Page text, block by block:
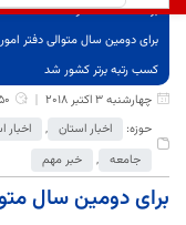
برگ نخست
نوشته‌ها
برای دومین سال متوالی دفتر
کسب رتبه برتر کشور شد
چهارشنبه 3 اکتبر 2018
حوزه:
اخبار استان , اخبار
جامعه , خبر مهم
برای دومین سال